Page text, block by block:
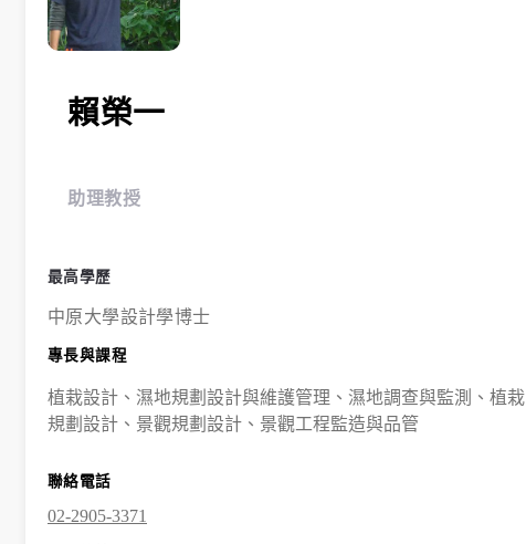
賴榮一
助理教授
最高學歷
中原大學設計學博士
專長與課程
植栽設計、濕地規劃設計與維護管理、濕地調查與監測、植栽
規劃設計、景觀規劃設計、景觀工程監造與品管
聯絡電話
02-2905-3371